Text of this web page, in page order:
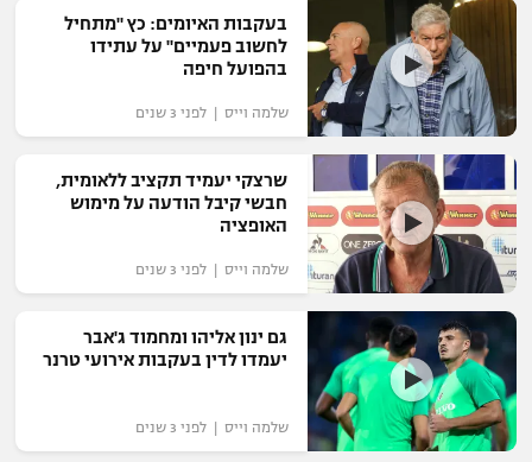
בעקבות האיומים: כץ "מתחיל
לחשוב פעמיים" על עתידו
בהפועל חיפה
שלמה וייס | לפני 3 שנים
שרצקי יעמיד תקציב ללאומית,
חבשי קיבל הודעה על מימוש
האופציה
שלמה וייס | לפני 3 שנים
גם ינון אליהו ומחמוד ג'אבר
יעמדו לדין בעקבות אירועי טרנר
שלמה וייס | לפני 3 שנים